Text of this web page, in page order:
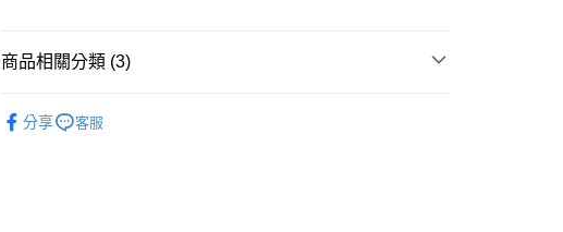
每筆NT$60，滿NT$599(含以上)免運費
商品相關分類 (3)
necessities
分享 客服